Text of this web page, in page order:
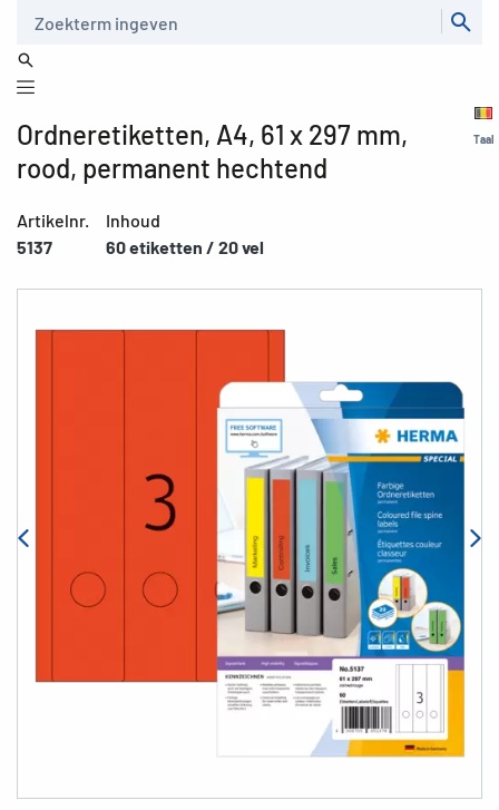
Taal
Ordneretiketten, A4, 61 x 297 mm,
rood, permanent hechtend
Artikelnr.
5137
Inhoud
60 etiketten / 20 vel